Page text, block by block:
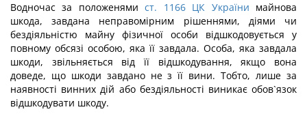
Водночас за положенямист. 1166 ЦК України майнова
шкода, завдана неправомірним рішеннями, діями чи
бездіяльністю майну фізичної особи відшкодовується у
повному обсязі особою, яка її завдала. Особа, яка завдала
шкоди, звільняється від її відшкодування, якщо вона
доведе, що шкоди завдано не з її вини. Тобто, лише за
наявності винних дій або бездіяльності виникає обов`язок
відшкодувати шкоду.